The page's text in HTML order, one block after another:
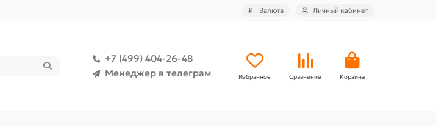
₽ Валюта Личный кабинет
+7 (499) 404-26-48
Менеджер в телеграм
Избранное Сравнение Корзина